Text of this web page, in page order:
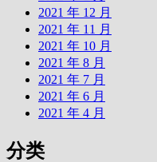
2021 年 12 月
2021 年 11 月
2021 年 10 月
2021 年 8 月
2021 年 7 月
2021 年 6 月
2021 年 4 月
分类